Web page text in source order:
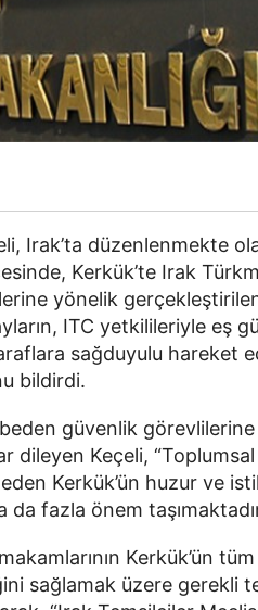
Irak’ta düzenlenmekte
Kerkük’te Irak
yönelik
ITC yetkilileriyle eş
sağduyulu hareket
bildirdi.
güvenlik görevlilerine
dileyen Keçeli,
Kerkük’ün huzur ve
fazla önem
Kerkük’ün tüm
sağlamak üzere gerekli